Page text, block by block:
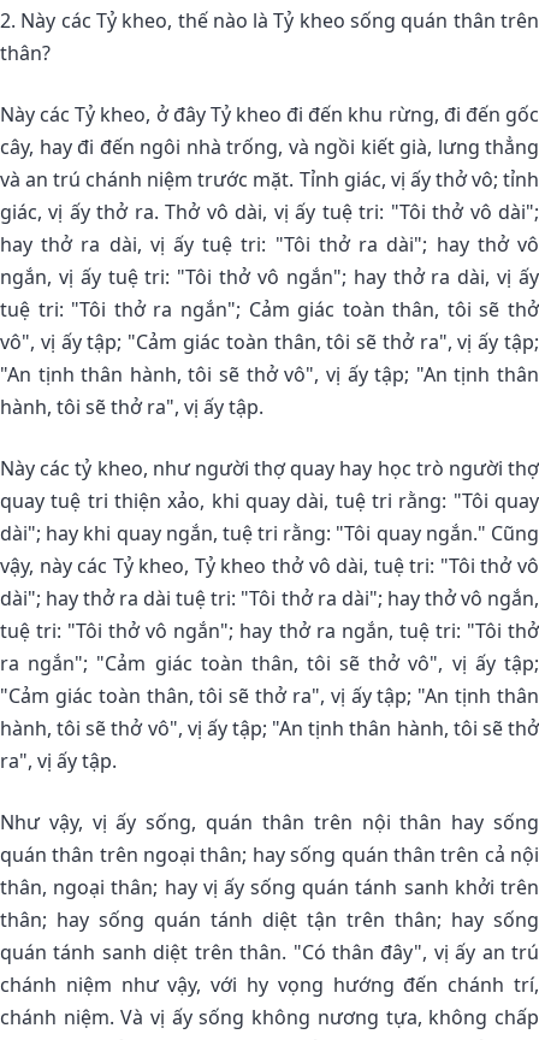
2. Này các Tỷ kheo, thế nào là Tỷ kheo sống quán thân trên
thân?
Này các Tỷ kheo, ở đây Tỷ kheo đi đến khu rừng, đi đến gốc
cây, hay đi đến ngôi nhà trống, và ngồi kiết già, lưng thẳng
và an trú chánh niệm trước mặt. Tỉnh giác, vị ấy thở vô; tỉnh
giác, vị ấy thở ra. Thở vô dài, vị ấy tuệ tri: "Tôi thở vô dài";
hay thở ra dài, vị ấy tuệ tri: "Tôi thở ra dài"; hay thở vô
ngắn, vị ấy tuệ tri: "Tôi thở vô ngắn"; hay thở ra dài, vị ấy
tuệ tri: "Tôi thở ra ngắn"; Cảm giác toàn thân, tôi sẽ thở
vô", vị ấy tập; "Cảm giác toàn thân, tôi sẽ thở ra", vị ấy tập;
"An tịnh thân hành, tôi sẽ thở vô", vị ấy tập; "An tịnh thân
hành, tôi sẽ thở ra", vị ấy tập.
Này các tỷ kheo, như người thợ quay hay học trò người thợ
quay tuệ tri thiện xảo, khi quay dài, tuệ tri rằng: "Tôi quay
dài"; hay khi quay ngắn, tuệ tri rằng: "Tôi quay ngắn." Cũng
vậy, này các Tỷ kheo, Tỷ kheo thở vô dài, tuệ tri: "Tôi thở vô
dài"; hay thở ra dài tuệ tri: "Tôi thở ra dài"; hay thở vô ngắn,
tuệ tri: "Tôi thở vô ngắn"; hay thở ra ngắn, tuệ tri: "Tôi thở
ra ngắn"; "Cảm giác toàn thân, tôi sẽ thở vô", vị ấy tập;
"Cảm giác toàn thân, tôi sẽ thở ra", vị ấy tập; "An tịnh thân
hành, tôi sẽ thở vô", vị ấy tập; "An tịnh thân hành, tôi sẽ thở
ra", vị ấy tập.
Như vậy, vị ấy sống, quán thân trên nội thân hay sống
quán thân trên ngoại thân; hay sống quán thân trên cả nội
thân, ngoại thân; hay vị ấy sống quán tánh sanh khởi trên
thân; hay sống quán tánh diệt tận trên thân; hay sống
quán tánh sanh diệt trên thân. "Có thân đây", vị ấy an trú
chánh niệm như vậy, với hy vọng hướng đến chánh trí,
chánh niệm. Và vị ấy sống không nương tựa, không chấp